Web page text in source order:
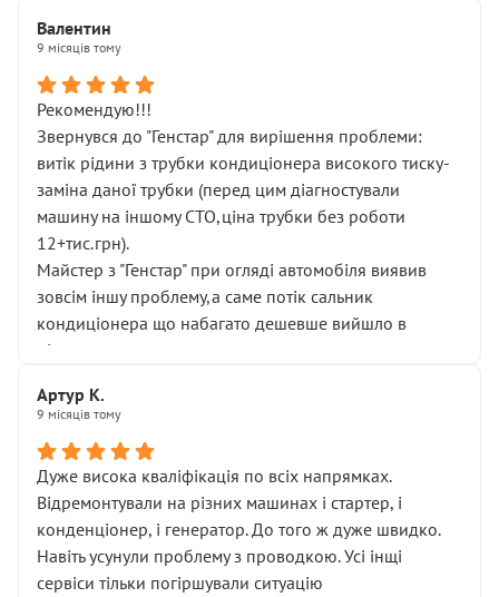
Валентин
9 місяців тому
Рекомендую!!!
Звернувся до "Генстар" для вирішення проблеми:
витік рідини з трубки кондиціонера високого тиску-
заміна даної трубки (перед цим діагностували
машину на іншому СТО,ціна трубки без роботи
12+тис.грн).
Майстер з "Генстар" при огляді автомобіля виявив
зовсім іншу проблему,а саме потік сальник
кондиціонера що набагато дешевше вийшло в
підсумку.
Артур К.
9 місяців тому
Дуже висока кваліфікація по всіх напрямках.
Відремонтували на різних машинах і стартер, і
конденціонер, і генератор. До того ж дуже швидко.
Навіть усунули проблему з проводкою. Усі інщі
сервіси тільки погіршували ситуацію